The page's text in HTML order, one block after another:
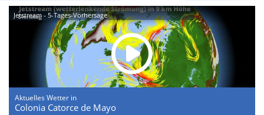
Jetstream - 5-Tages-Vorhersage
Aktuelles Wetter in
Colonia Catorce de Mayo